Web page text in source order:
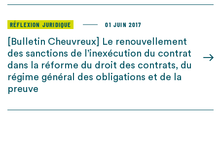
RÉFLEXION JURIDIQUE 01 JUIN 2017
[Bulletin Cheuvreux] Le renouvellement
des sanctions de l’inexécution du contrat
dans la réforme du droit des contrats, du
régime général des obligations et de la
preuve